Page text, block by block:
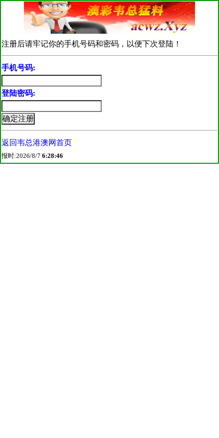
注册后请牢记你的手机号码和密码，以便下次登陆！
手机号码:
登陆密码:
返回韦总港澳网首页
报时:2026/8/7 6:28:46